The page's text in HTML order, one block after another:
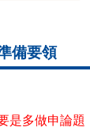
備要領
是多做申論題